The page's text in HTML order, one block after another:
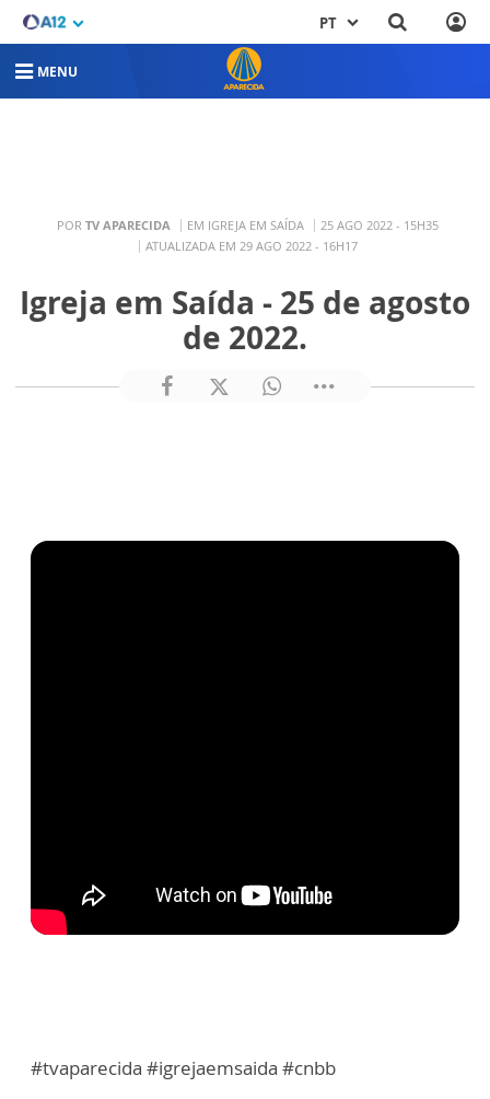
PT
MENU
POR TV APARECIDA EM IGREJA EM SAÍDA
25 AGO 2022 - 15H35
ATUALIZADA EM 29 AGO 2022 - 16H17
Igreja em Saída - 25 de agosto
de 2022.
#tvaparecida #igrejaemsaida #cnbb